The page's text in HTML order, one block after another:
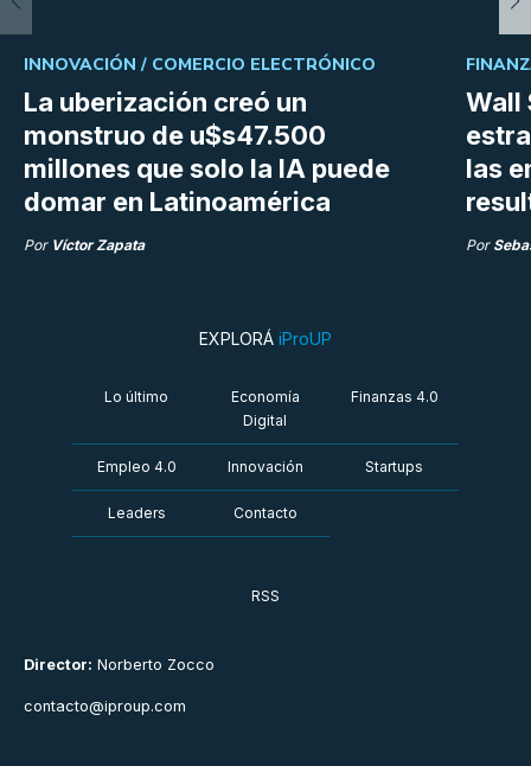
La uberización creó un
monstruo de u$s47.500
millones que solo la IA puede
domar en Latinoamérica
INNOVACIÓN / COMERCIO ELECTRÓNICO
Por Víctor Zapata
Wall
las
Por
Director: Norberto Zocco
contacto@iproup.com
EXPLORÁ iProUP
Lo último
Economía
Digital
Finanzas 4.0
Empleo 4.0 Innovación Startups
Leaders Contacto
RSS